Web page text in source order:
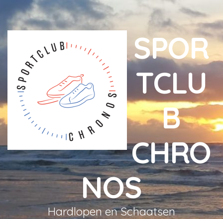
SPOR
TCLU
B
CHRO
NOS
Hardlopen en Schaatsen